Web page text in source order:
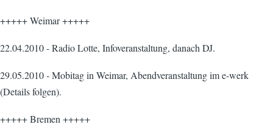
+++++ Weimar +++++
22.04.2010 - Radio Lotte, Infoveranstaltung, danach DJ.
29.05.2010 - Mobitag in Weimar, Abendveranstaltung im e-werk
(Details folgen).
+++++ Bremen +++++